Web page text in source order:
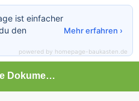
Katholische Dokumente
ist einfacher
den
Mehr erfahren ›
powered by homepage-baukasten.de